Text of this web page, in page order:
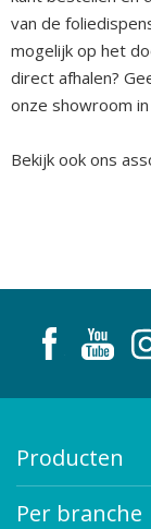
van de
mogelijk op het
direct afhalen?
onze showroom
Bekijk ook ons
Producten
Per branche